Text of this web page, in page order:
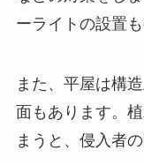
ーライトの設置も
また、平屋は構
面もあります。
まうと、侵入者